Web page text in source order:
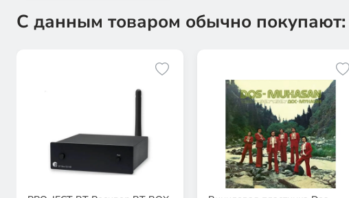
С данным товаром обычно покупают: